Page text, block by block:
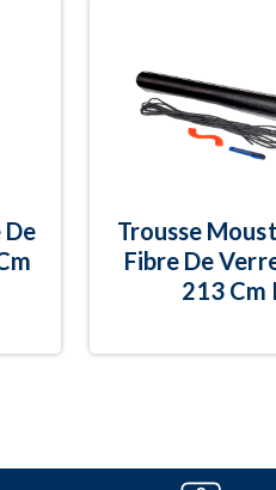
Trousse
Fibre De
213 Cm